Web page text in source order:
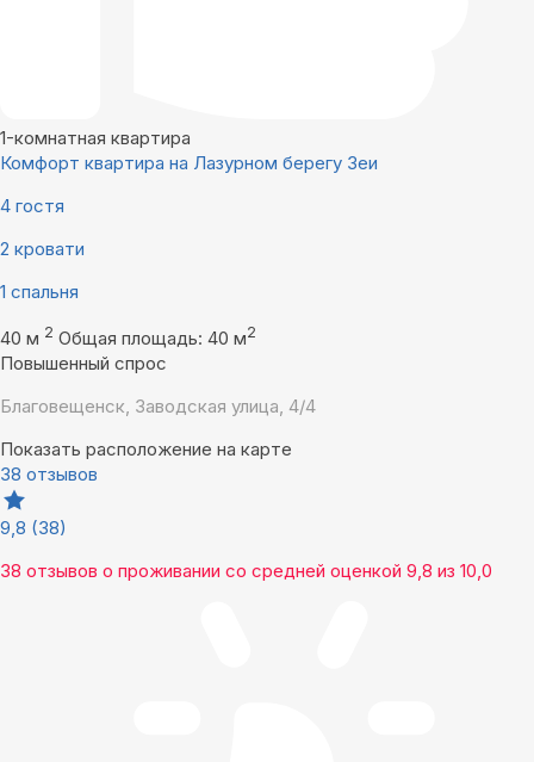
1-комнатная квартира
Комфорт квартира на Лазурном берегу Зеи
4 гостя
2 кровати
1 спальня
40 м 2 Общая площадь: 40 м2
Повышенный спрос
Благовещенск, Заводская улица, 4/4
Показать расположение на карте
38 отзывов
9,8 (38)
38 отзывов о проживании со средней оценкой 9,8 из 10,0